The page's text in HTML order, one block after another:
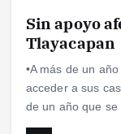
Sin apoyo
Tlayacapan
•A más de un
acceder a sus
de un año que se